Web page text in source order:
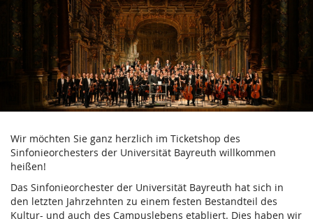
Zum
Haupt-
Inhalt
springen
Verein
der
Freunde
und
Förderer
des
Sinfonieorchesters
der
Wir möchten Sie ganz herzlich im Ticketshop des
Sinfonieorchesters der Universität Bayreuth willkommen
heißen!
Das Sinfonieorchester der Universität Bayreuth hat sich in
den letzten Jahrzehnten zu einem festen Bestandteil des
Kultur- und auch des Campuslebens etabliert. Dies haben wir